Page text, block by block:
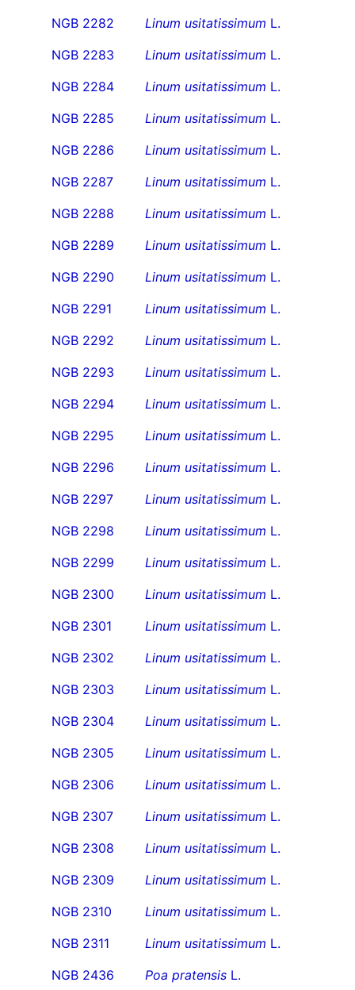
NGB 2282
Linum usitatissimum L.
NGB 2283
Linum usitatissimum L.
NGB 2284
Linum usitatissimum L.
NGB 2285
Linum usitatissimum L.
NGB 2286
Linum usitatissimum L.
NGB 2287
Linum usitatissimum L.
NGB 2288
Linum usitatissimum L.
NGB 2289
Linum usitatissimum L.
NGB 2290
Linum usitatissimum L.
NGB 2291
Linum usitatissimum L.
NGB 2292
Linum usitatissimum L.
NGB 2293
Linum usitatissimum L.
NGB 2294
Linum usitatissimum L.
NGB 2295
Linum usitatissimum L.
NGB 2296
Linum usitatissimum L.
NGB 2297
Linum usitatissimum L.
NGB 2298
Linum usitatissimum L.
NGB 2299
Linum usitatissimum L.
NGB 2300
Linum usitatissimum L.
NGB 2301
Linum usitatissimum L.
NGB 2302
Linum usitatissimum L.
NGB 2303
Linum usitatissimum L.
NGB 2304
Linum usitatissimum L.
NGB 2305
Linum usitatissimum L.
NGB 2306
Linum usitatissimum L.
NGB 2307
Linum usitatissimum L.
NGB 2308
Linum usitatissimum L.
NGB 2309
Linum usitatissimum L.
NGB 2310
Linum usitatissimum L.
NGB 2311
Linum usitatissimum L.
NGB 2436
Poa pratensis L.